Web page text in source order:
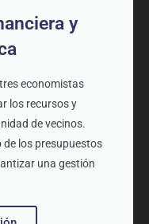
y
economistas
los recursos y
de vecinos.
de los presupuestos
una gestión